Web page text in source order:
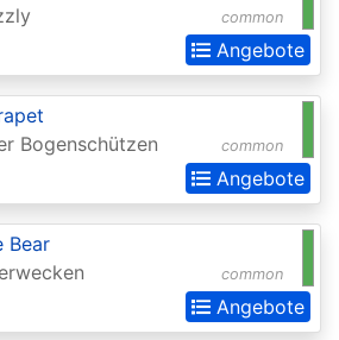
common
Angebote
common
Bogenschützen
Angebote
common
Bear
Angebote